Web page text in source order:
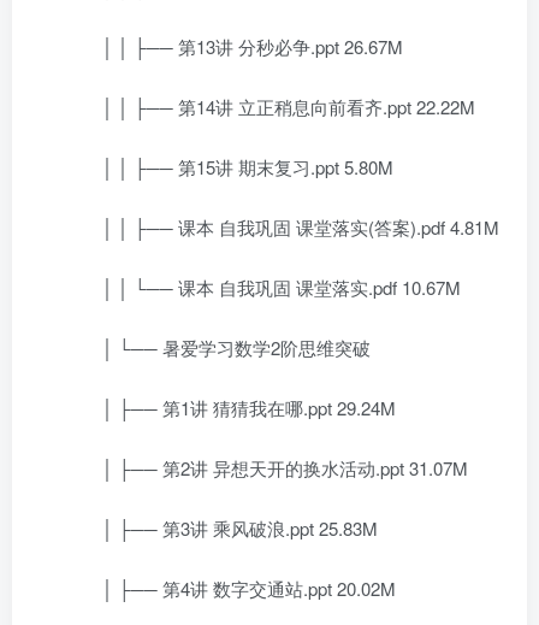
│ │ ├── 第13讲 分秒必争.ppt 26.67M
│ │ ├── 第14讲 立正稍息向前看齐.ppt 22.22M
│ │ ├── 第15讲 期末复习.ppt 5.80M
│ │ ├── 课本 自我巩固 课堂落实(答案).pdf 4.81M
│ │ └── 课本 自我巩固 课堂落实.pdf 10.67M
│ └── 暑爱学习数学2阶思维突破
│ ├── 第1讲 猜猜我在哪.ppt 29.24M
│ ├── 第2讲 异想天开的换水活动.ppt 31.07M
│ ├── 第3讲 乘风破浪.ppt 25.83M
│ ├── 第4讲 数字交通站.ppt 20.02M